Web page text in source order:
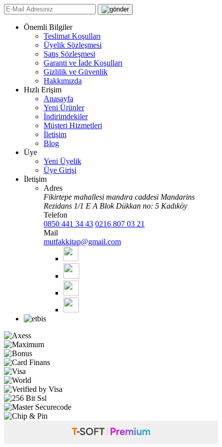
Önemli Bilgiler
Teslimat Koşulları
Üyelik Sözleşmesi
Satış Sözleşmesi
Garanti ve İade Koşulları
Gizlilik ve Güvenlik
Hakkımızda
Hızlı Erişim
Anasayfa
Yeni Ürünler
İndirimdekiler
Müşteri Hizmetleri
İletişim
Blog
Üye
Yeni Üyelik
Üye Girişi
İletişim
Adres
Fikirtepe mahallesi mandıra caddesi Mandarins
Rezidans 1/1 E A Blok Dükkan no: 5 Kadıköy
Telefon
0850 441 34 43 0216 807 03 21
Mail
mutfakkitap@gmail.com